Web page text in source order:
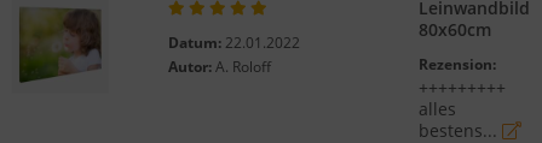
Datum:22.01.2022
Autor:A. Roloff
Leinwandbild
80x60cm
Rezension:
+++++++++
alles
bestens...